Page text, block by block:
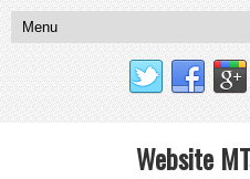
Website